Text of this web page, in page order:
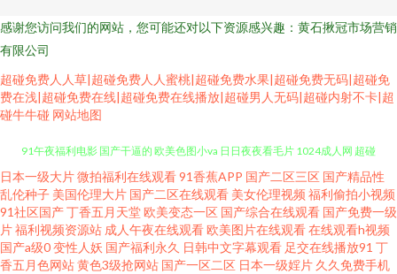
感谢您访问我们的网站，您可能还对以下资源感兴趣：黄石揪冠市场营销
有限公司
超碰免费人人草|超碰免费人人蜜桃|超碰免费水果|超碰免费无码|超碰免
费在浅|超碰免费在线|超碰免费在线播放|超碰男人无码|超碰内射不卡|超
碰牛牛碰 网站地图
午夜精品少妇 超碰资源总站 伊人久久青青草网 成人喷水www 美女主播自慰
91午夜福利电影 国产干逼的 欧美色图小va 日日夜夜看毛片 1024成人网 超碰
人人爱爱 青青青操 在线观看淫国产 大香蕉伊人91 日韩黄通 91黄色废料 国产
日本一级大片微拍福利在线观看91香蕉APP 国产二区三区 国产精品性
乱伦种子 美国伦理大片 国产二区在线观看 美女伦理视频 福利偷拍小视频
91社区国产丁香五月天堂欧美变态一区 国产综合在线观看 国产免费一级
片福利视频资源站 成人午夜在线观看欧美图片在线观看在线观看h视频
国产a级0变性人妖 国产福利永久 日韩中文字幕观看 足交在线播放91 丁
香五月色网站黄色3级抢网站 国产一区二区 日本一级婬片 久久免费手机